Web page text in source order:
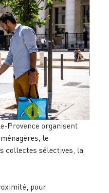
Provence organisent
le
collectes sélectives, la
pour